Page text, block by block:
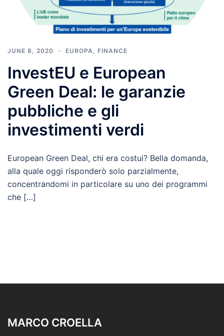
JUNE 8, 2020 EUROPA FINANCE
InvestEU e European
Green Deal: le garanzie
pubbliche e gli
investimenti verdi
European Green Deal, chi era costui? Bella domanda,
alla quale oggi risponderò solo parzialmente,
concentrandomi in particolare su uno dei programmi
che […]
MARCO CROELLA